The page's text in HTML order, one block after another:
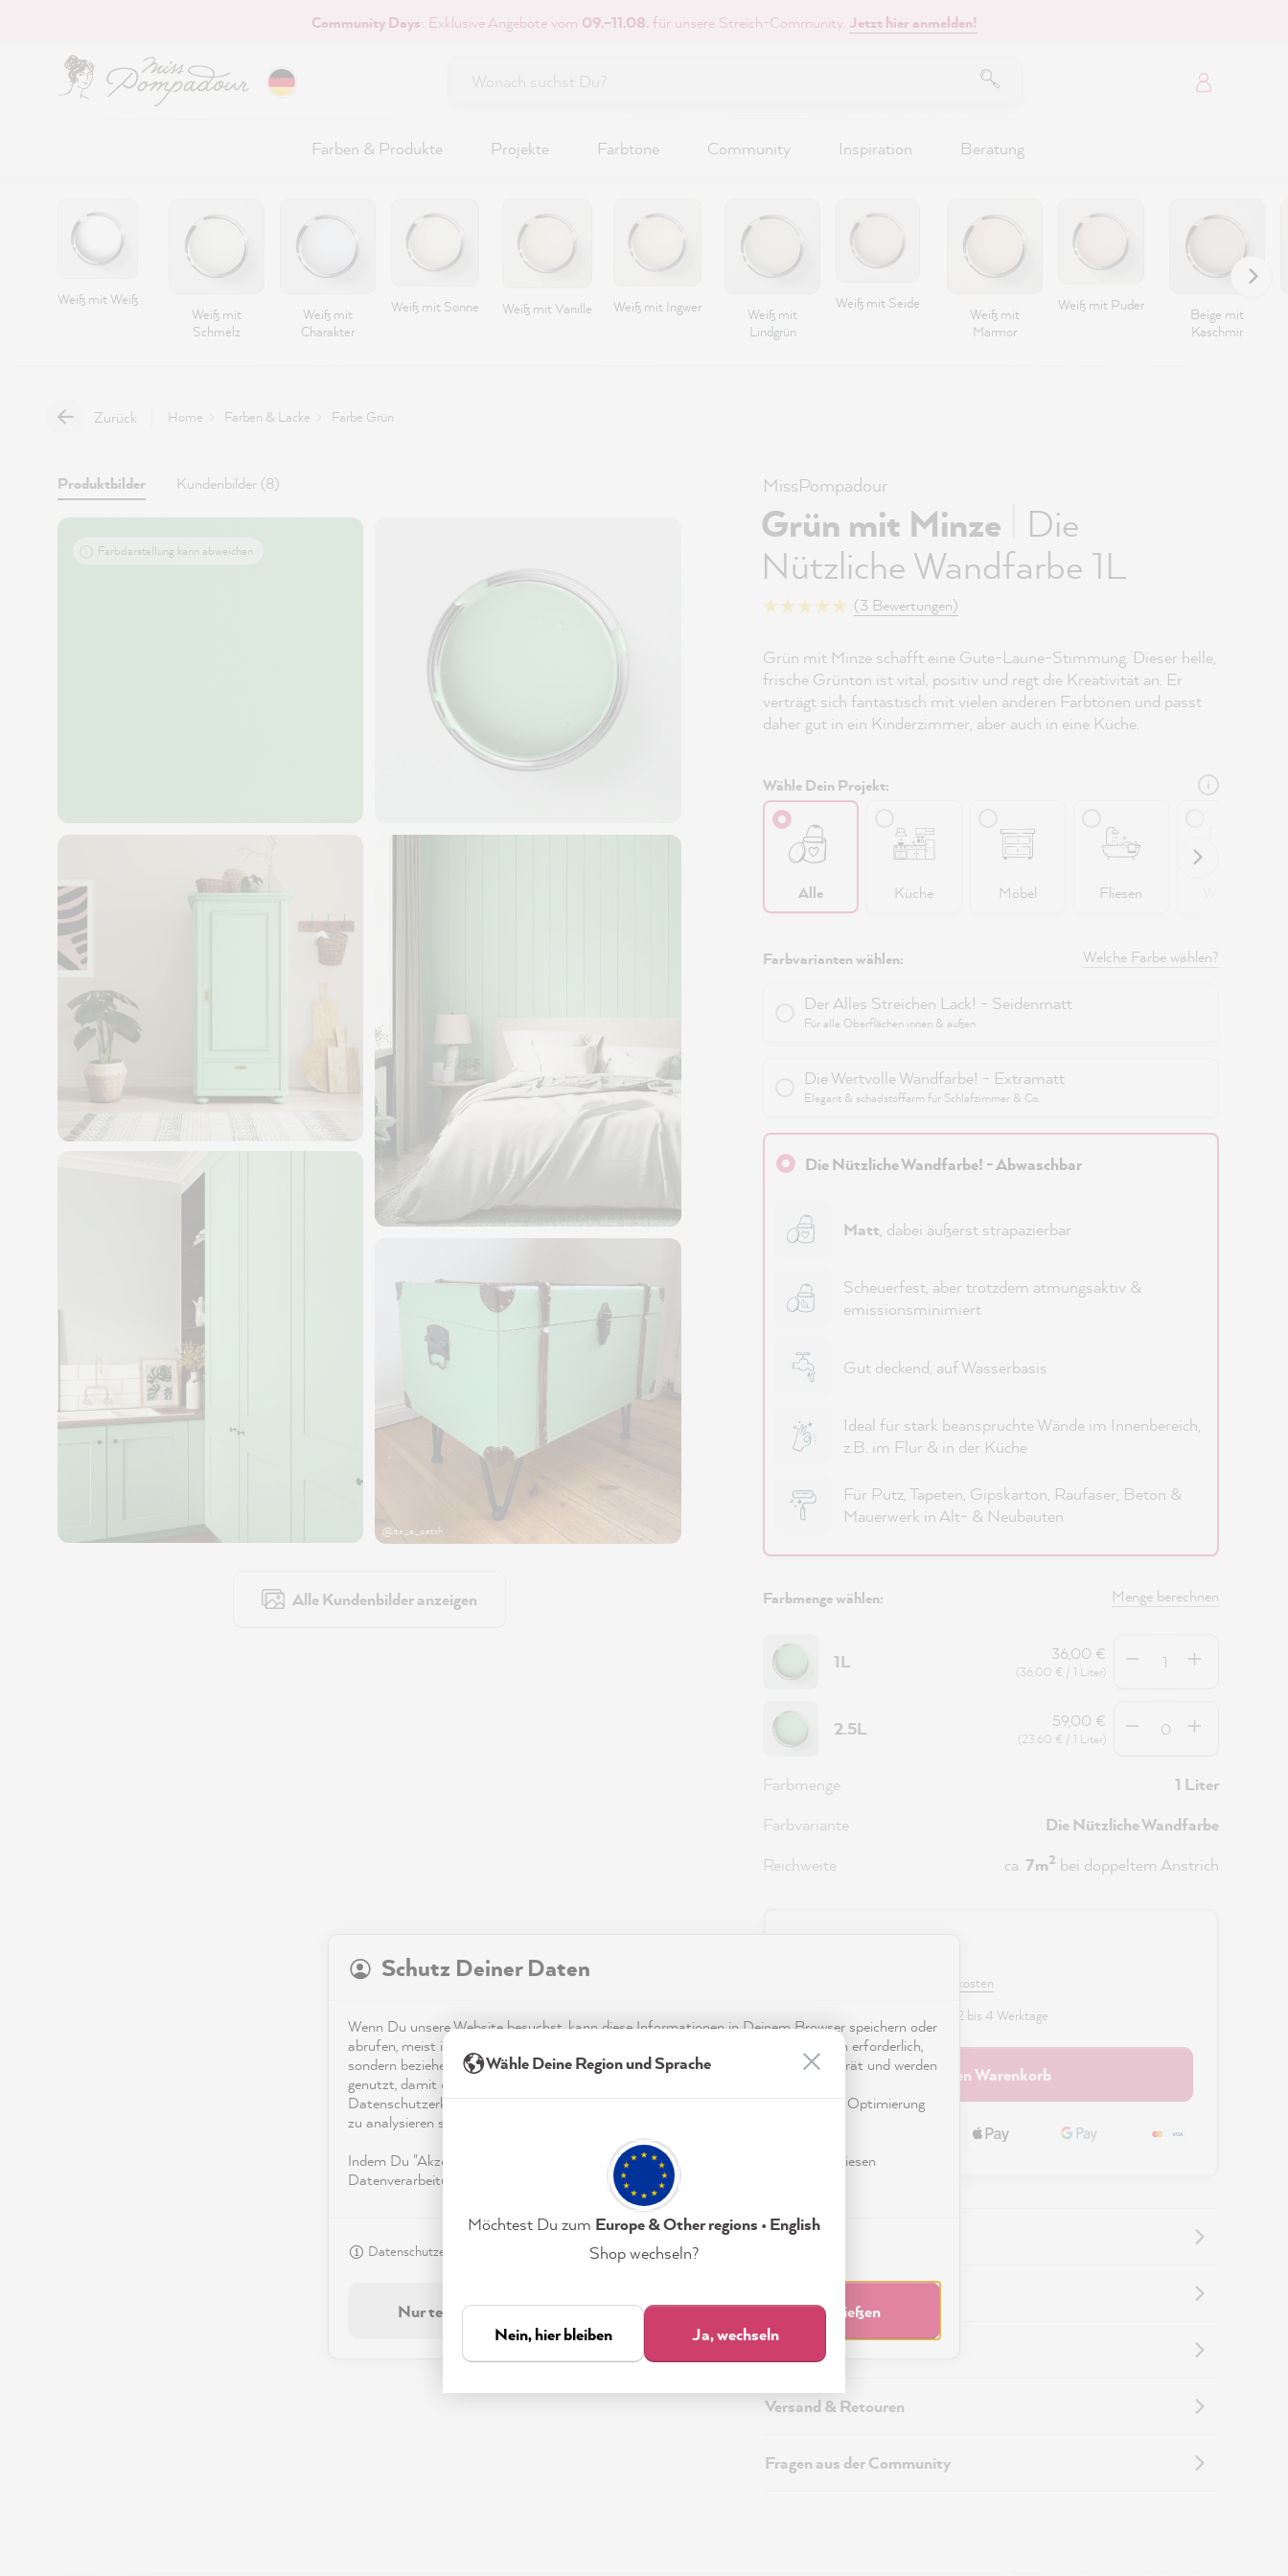
Community Days: Exklusive Angebote vom 09.–11.08.für unsere Streich-Community. Jetzt hier anmelden!
Farben & Produkte Projekte Farbtöne Community Inspiration Beratung
Weiß mit Weiß
Weiß mit
Schmelz
Weiß mit
Charakter
Weiß mit Sonne Weiß mit Vanille Weiß mit Ingwer
Weiß mit
Lindgrün
Weiß mit Seide
Weiß mit
Marmor
Weiß mit Puder
Beige mit
Kaschmir
Zurück Home Farben & Lacke Farbe Grün
Produktbilder Kundenbilder (8)
@its_a_patch
Alle Kundenbilder anzeigen
Farbdarstellung kann abweichen
MissPompadour
Grün mit Minze Die
Nützliche Wandfarbe 1L
(3 Bewertungen)
Grün mit Minze schafft eine Gute-Laune-Stimmung. Dieser helle,
frische Grünton ist vital, positiv und regt die Kreativität an. Er
verträgt sich fantastisch mit vielen anderen Farbtönen und passt
daher gut in ein Kinderzimmer, aber auch in eine Küche.
Wähle Dein Projekt:
Alle Küche Möbel Fliesen
Farbvarianten wählen: Welche Farbe wählen?
Der Alles Streichen Lack! - Seidenmatt
Für alle Oberflächen innen & außen
Die Wertvolle Wandfarbe! - Extramatt
Elegant & schadstoffarm für Schlafzimmer & Co.
Die Nützliche Wandfarbe! - Abwaschbar
Matt , dabei äußerst strapazierbar
Scheuerfest, aber trotzdem atmungsaktiv &
emissionsminimiert
Gut deckend, auf Wasserbasis
Ideal für stark beanspruchte Wände im Innenbereich,
z.B. im Flur & in der Küche
Für Putz, Tapeten, Gipskarton, Raufaser, Beton &
Mauerwerk in Alt- & Neubauten
Farbmenge wählen: Menge berechnen
1L 36,00 €
(36,00 € / 1 Liter)
2.5L 59,00 €
(23,60 € / 1 Liter)
Farbmenge
1 Liter
Farbvariante
Die Nützliche Wandfarbe
Reichweite
ca. 7m2 bei doppeltem Anstrich
Preise inkl. MwSt. zzgl. Versandkosten
Sofort verfügbar, Lieferzeit: 2 bis 4 Werktage
In den Warenkorb
Beschreibung
Technische Informationen
Sicherheitsinformationen
Versand & Retouren
Fragen aus der Community
Schutz Deiner Daten
Wenn Du unsere Website besuchst, kann diese Informationen in Deinem Browser speichern oder
abrufen, meist in Form von Cookies. Diese Informationen sind nicht nur technisch erforderlich,
sondern beziehen sich möglicherweise auf Dich, Deine Einstellungen oder Dein Gerät und werden
genutzt, damit die Website wie erwartet funktioniert und um mittels den in der
Datenschutzerklärung genannten Dienste Deine Nutzung der Webseite für deren Optimierung
zu analysieren sowie Werbung zu betreiben und zu personalisieren.
Indem Du "Akzeptieren & Schließen" klickst, stimmst Du (jederzeit widerruflich) diesen
Datenverarbeitungen freiwillig zu.
Datenschutzerklärung Einstellungen
Akzeptieren & Schließen
Nur technisch Erforderliche
Wähle Deine Region und Sprache
Möchtest Du zum Europe & Other regions • English
Shop wechseln?
Nein, hier bleiben Ja, wechseln